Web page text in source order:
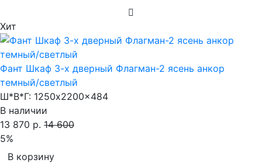
Хит
Фант Шкаф 3-х дверный Флагман-2 ясень анкор
темный/светлый
Ш*В*Г: 1250x2200x484
В наличии
13 870 р. 14 600
5%
В корзину